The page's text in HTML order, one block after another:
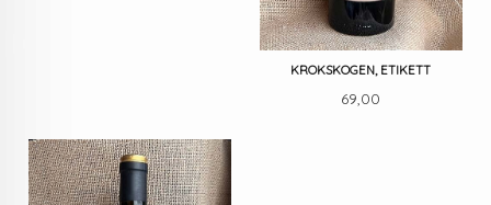
KROKSKOGEN, ETIKETT
Pris
69,00